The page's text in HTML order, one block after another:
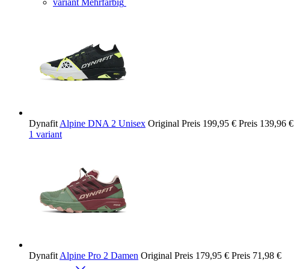
variant Mehrfarbig
Dynafit Alpine DNA 2 Unisex Original Preis 199,95 € Preis 139,96 €
1 variant
Dynafit Alpine Pro 2 Damen Original Preis 179,95 € Preis 71,98 €